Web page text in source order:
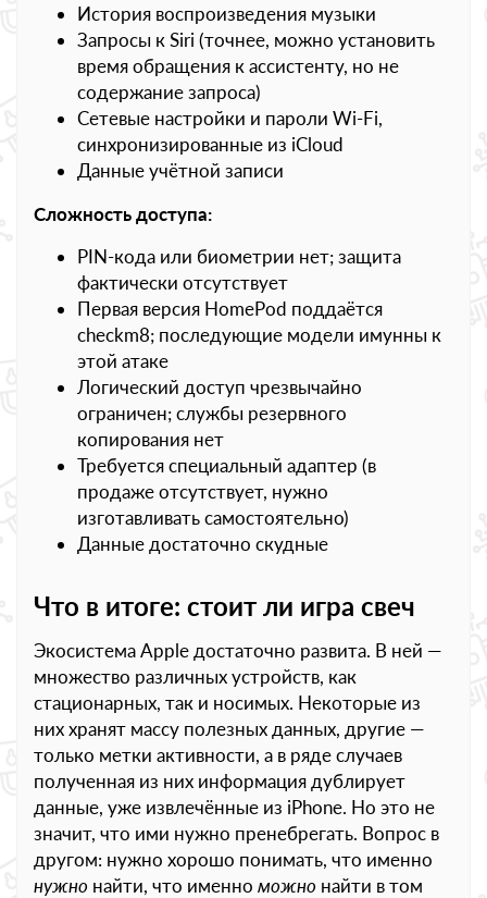
История воспроизведения музыки
Запросы к Siri (точнее, можно установить
время обращения к ассистенту, но не
содержание запроса)
Сетевые настройки и пароли Wi-Fi,
синхронизированные из iCloud
Данные учётной записи
Сложность доступа:
PIN-кода или биометрии нет; защита
фактически отсутствует
Первая версия HomePod поддаётся
checkm8; последующие модели имунны к
этой атаке
Логический доступ чрезвычайно
ограничен; службы резервного
копирования нет
Требуется специальный адаптер (в
продаже отсутствует, нужно
изготавливать самостоятельно)
Данные достаточно скудные
Что в итоге: стоит ли игра свеч
Экосистема Apple достаточно развита. В ней —
множество различных устройств, как
стационарных, так и носимых. Некоторые из
них хранят массу полезных данных, другие —
только метки активности, а в ряде случаев
полученная из них информация дублирует
данные, уже извлечённые из iPhone. Но это не
значит, что ими нужно пренебрегать. Вопрос в
другом: нужно хорошо понимать, что именно
нужно найти, что именно можно найти в том